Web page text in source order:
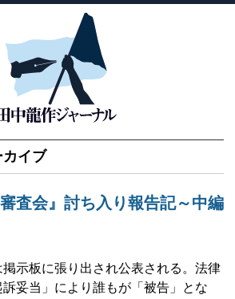
カイブ
査会』討ち入り報告記～中編
示板に張り出され公表される。法律
妥当」により誰もが「被告」とな